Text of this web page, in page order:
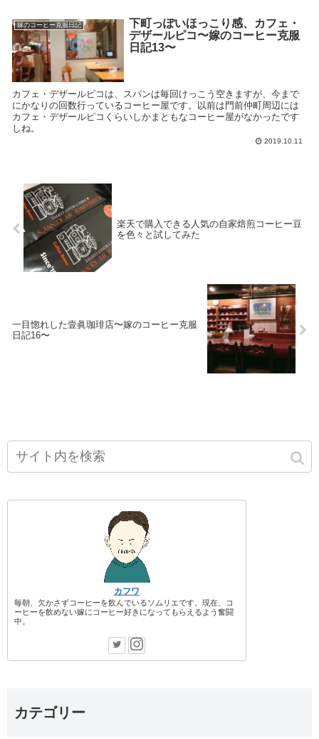
嫁のコーヒー克服日記
下町っぽいほっこり感、カフェ・
デザールピコ〜嫁のコーヒー克服
日記13〜
カフェ・デザールピコは、スパンは毎回けっこう空きますが、今まで
にかなりの回数行っているコーヒー屋です。以前は門前仲町周辺には
カフェ・デザールピコくらいしかまともなコーヒー屋がなかったです
しね。
2019.10.11
楽天で購入できる人気の自家焙煎コーヒー豆
を色々と試してみた
一目惚れした壹眞珈琲店〜嫁のコーヒー克服
日記16〜
カフワ
毎朝、欠かさずコーヒーを飲んでいるソムリエです。現在、コ
ーヒーを飲めない嫁にコーヒー好きになってもらえるよう奮闘
中。
カテゴリー